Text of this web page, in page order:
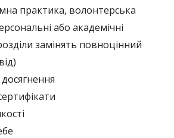
практика, волонтерська
або академічні
замінять повноцінний